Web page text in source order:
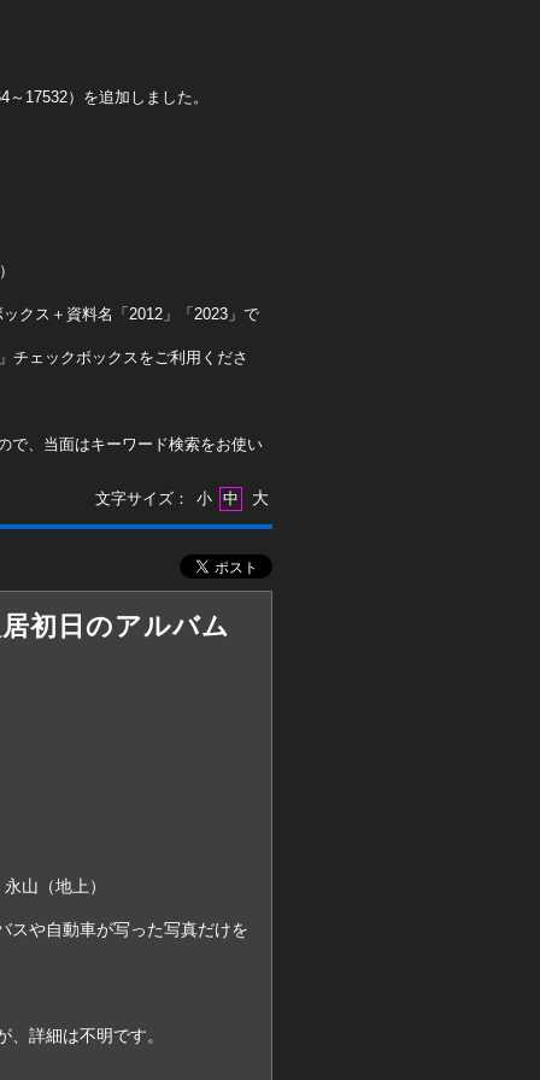
17532）を追加しました。
クス＋資料名「2012」「2023」で
チェックボックスをご利用くださ
で、当面はキーワード検索をお使い
文字サイズ： 小 中 大
初日のアルバム
山（地上）
スや自動車が写った写真だけを
詳細は不明です。